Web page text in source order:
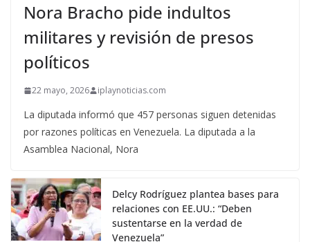
Nora Bracho pide indultos
militares y revisión de presos
políticos
22 mayo, 2026 iplaynoticias.com
La diputada informó que 457 personas siguen detenidas
por razones políticas en Venezuela. La diputada a la
Asamblea Nacional, Nora
Delcy Rodríguez plantea bases para
relaciones con EE.UU.: “Deben
sustentarse en la verdad de
Venezuela”